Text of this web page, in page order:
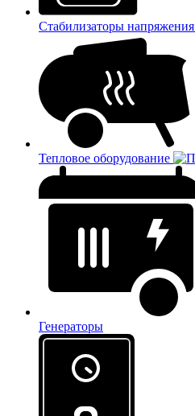
Стабилизаторы напряжения
Тепловое оборудование
Генераторы